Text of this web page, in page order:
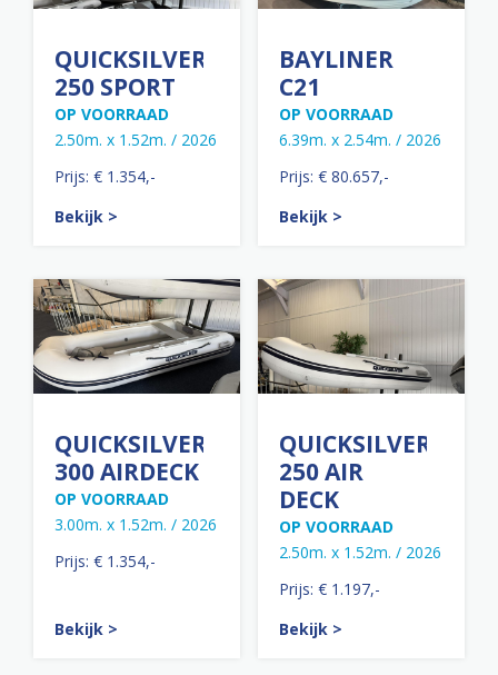
QUICKSILVER
250 SPORT
OP VOORRAAD
2.50m. x 1.52m. / 2026
Prijs: € 1.354,-
Bekijk >
BAYLINER
C21
OP VOORRAAD
6.39m. x 2.54m. / 2026
Prijs: € 80.657,-
Bekijk >
QUICKSILVER
300 AIRDECK
OP VOORRAAD
3.00m. x 1.52m. / 2026
Prijs: € 1.354,-
Bekijk >
QUICKSILVER
250 AIR
DECK
OP VOORRAAD
2.50m. x 1.52m. / 2026
Prijs: € 1.197,-
Bekijk >